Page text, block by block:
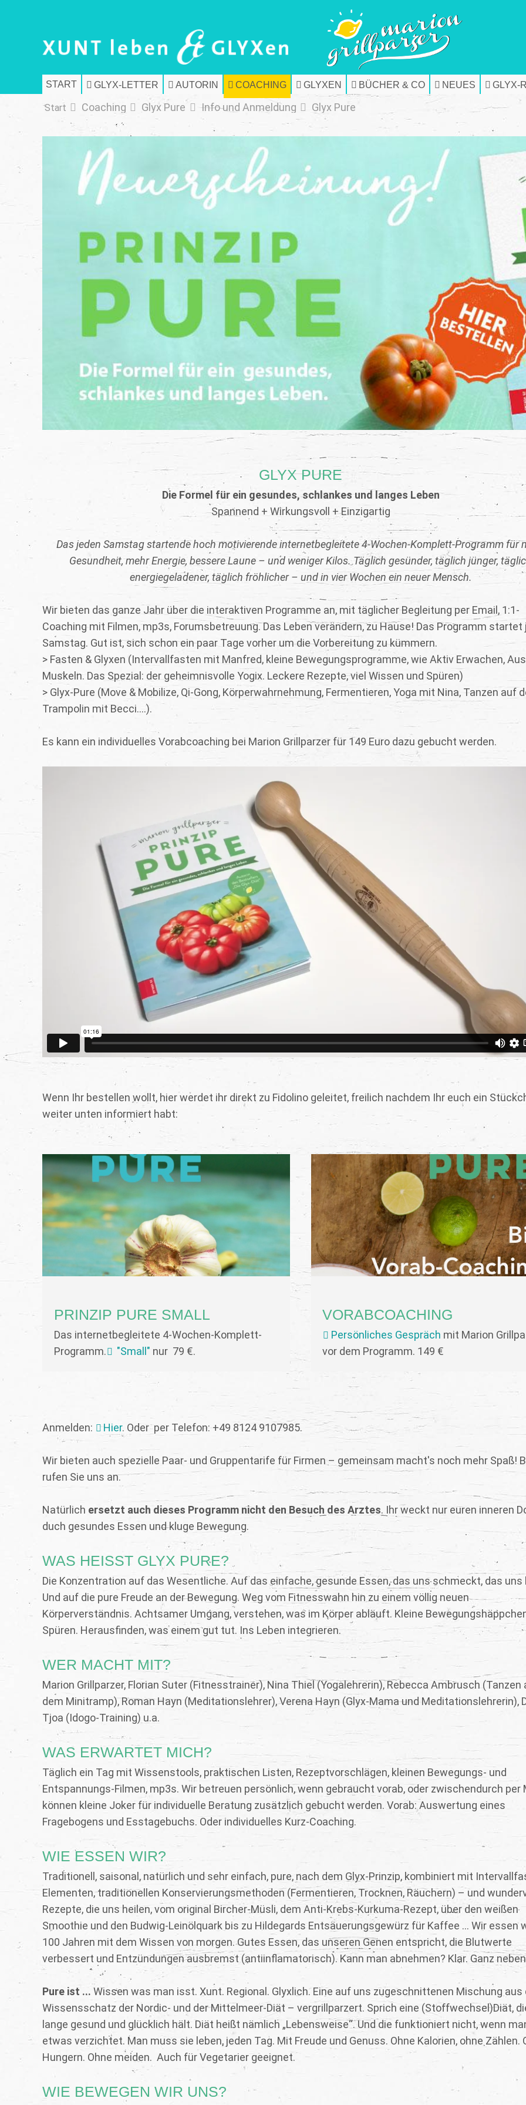
START GLYX-LETTER AUTORIN COACHING GLYXEN BÜCHER & CO NEUES GLYX-
Start Coaching Glyx Pure Info und Anmeldung Glyx Pure
GLYX PURE
Die Formel für ein gesundes, schlankes und langes Leben
Spannend + Wirkungsvoll + Einzigartig
Das jeden Samstag startende hoch motivierende internetbegleitete 4-Wochen-Komplett-Programm für
Gesundheit, mehr Energie, bessere Laune – und weniger Kilos. Täglich gesünder, täglich jünger,
energiegeladener, täglich fröhlicher – und in vier Wochen ein neuer Mensch.
Wir bieten das ganze Jahr über die interaktiven Programme an, mit täglicher Begleitung per Email, 1:1-
Coaching mit Filmen, mp3s, Forumsbetreuung. Das Leben verändern, zu Hause! Das Programm startet
Samstag. Gut ist, sich schon ein paar Tage vorher um die Vorbereitung zu kümmern.
> Fasten & Glyxen (Intervallfasten mit Manfred, kleine Bewegungsprogramme, wie Aktiv Erwachen,
Muskeln. Das Spezial: der geheimnisvolle Yogix. Leckere Rezepte, viel Wissen und Spüren)
> Glyx-Pure (Move & Mobilize, Qi-Gong, Körperwahrnehmung, Fermentieren, Yoga mit Nina, Tanzen auf
Trampolin mit Becci....).
Es kann ein individuelles Vorabcoaching bei Marion Grillparzer für 149 Euro dazu gebucht werden.
Wenn Ihr bestellen wollt, hier werdet ihr direkt zu Fidolino geleitet, freilich nachdem Ihr euch ein
weiter unten informiert habt:
PRINZIP PURE SMALL
Das internetbegleitete 4-Wochen-Komplett-
Programm.
"Small" nur 79 €.
VORABCOACHING
Persönliches Gespräch mit Marion
vor dem Programm. 149 €
Anmelden: Hier. Oder per Telefon: +49 8124 9107985‬.
Wir bieten auch spezielle Paar- und Gruppentarife für Firmen – gemeinsam macht's noch mehr Spaß!
rufen Sie uns an.
Natürlich ersetzt auch dieses Programm nicht den Besuch des Arztes. Ihr weckt nur euren inneren
duch gesundes Essen und kluge Bewegung.
WAS HEISST GLYX PURE?
Die Konzentration auf das Wesentliche. Auf das einfache, gesunde Essen, das uns schmeckt, das uns
Und auf die pure Freude an der Bewegung. Weg vom Fitnesswahn hin zu einem völlig neuen
Körperverständnis. Achtsamer Umgang, verstehen, was im Körper abläuft. Kleine
Spüren. Herausfinden, was einem gut tut. Ins Leben integrieren.
WER MACHT MIT?
Marion Grillparzer, Florian Suter (Fitnesstrainer), Nina Thiel (Yogalehrerin), Rebecca Ambrusch (Tanzen
dem Minitramp), Roman Hayn (Meditationslehrer), Verena Hayn (Glyx-Mama und Meditationslehrerin),
Tjoa (Idogo-Training) u.a.
WAS ERWARTET MICH?
Täglich ein Tag mit Wissenstools, praktischen Listen, Rezeptvorschlägen, kleinen Bewegungs- und
Entspannungs-Filmen, mp3s. Wir betreuen persönlich, wenn gebraucht vorab, oder zwischendurch per
können kleine Joker für individuelle Beratung zusätzlich gebucht werden. Vorab: Auswertung eines
Fragebogens und Esstagebuchs. Oder individuelles Kurz-Coaching.
WIE ESSEN WIR?
Traditionell, saisonal, natürlich und sehr einfach, pure, nach dem Glyx-Prinzip, kombiniert mit
Elementen, traditionellen Konservierungsmethoden (Fermentieren, Trocknen, Räuchern) – und
Rezepte, die uns heilen, vom original Bircher-Müsli, dem Anti-Krebs-Kurkuma-Rezept, über den weißen
Smoothie und den Budwig-Leinölquark bis zu Hildegards Entsäuerungsgewürz für Kaffee ... Wir essen
100 Jahren mit dem Wissen von morgen. Gutes Essen, das unseren Genen entspricht, die Blutwerte
verbessert und Entzündungen ausbremst (antiinflamatorisch). Kann man abnehmen? Klar. Ganz
Pure ist ... Wissen was man isst. Xunt. Regional. Glyxlich. Eine auf uns zugeschnittenen Mischung aus
Wissensschatz der Nordic- und der Mittelmeer-Diät – vergrillparzert. Sprich eine (Stoffwechsel)Diät,
lange gesund und glücklich hält. Diät heißt nämlich „Lebensweise“. Und die funktioniert nicht, wenn
etwas verzichtet. Man muss sie leben, jeden Tag. Mit Freude und Genuss. Ohne Kalorien, ohne Zählen.
Hungern. Ohne meiden. Auch für Vegetarier geeignet.
WIE BEWEGEN WIR UNS?